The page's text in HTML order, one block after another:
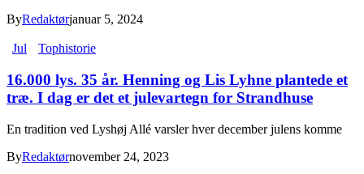
ByRedaktørjanuar 5, 2024
Jul Tophistorie
16.000 lys. 35 år. Henning og Lis Lyhne plantede et
træ. I dag er det et julevartegn for Strandhuse
En tradition ved Lyshøj Allé varsler hver december julens komme
ByRedaktørnovember 24, 2023